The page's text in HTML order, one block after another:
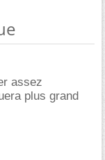
assez
plus grand